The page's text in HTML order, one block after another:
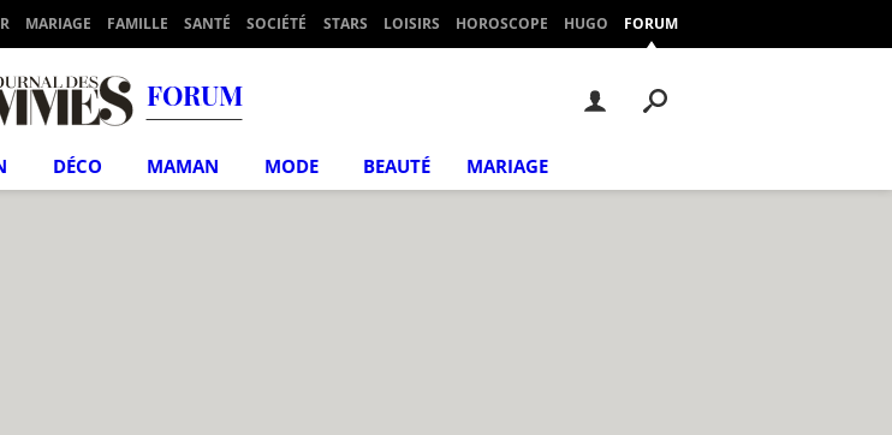
MARIAGE FAMILLE SANTÉ SOCIÉTÉ STARS LOISIRS HOROSCOPE HUGO FORUM
FORUM
DÉCO MAMAN MODE BEAUTÉ MARIAGE